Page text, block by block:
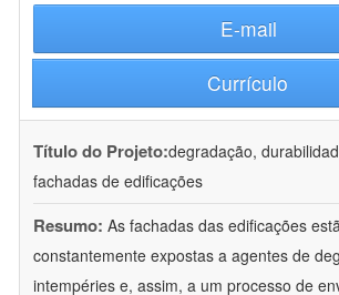
E-mail
Currículo
Título do Projeto:degradação,
fachadas de edificações
Resumo: As fachadas das edificações
constantemente expostas a agentes de
intempéries e, assim, a um processo de